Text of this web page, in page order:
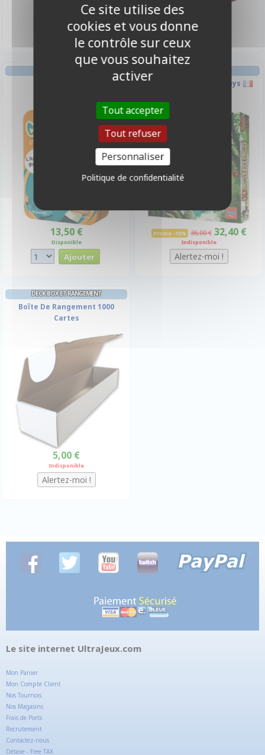
14,90 € 11,50 €
AMBIANCE
13,50 €
Disponible
Dominion - L'arrière Pays
Promo -10% 36,00 € 32,40 €
Indisponible
DECK BOX ET RANGEMENT
Boîte De Rangement 1000
Cartes
5,00 €
Indisponible
Le site internet UltraJeux.com
Mon Panier
Mon Compte Client
Nos Tournois
Nos Magasins
Frais de Ports
Recrutement
Contactez-nous
Détaxe - Free TAX
Ce site utilise des
cookies et vous donne
le contrôle sur ceux
que vous souhaitez
activer
Tout accepter
Tout refuser
Personnaliser
Politique de confidentialité